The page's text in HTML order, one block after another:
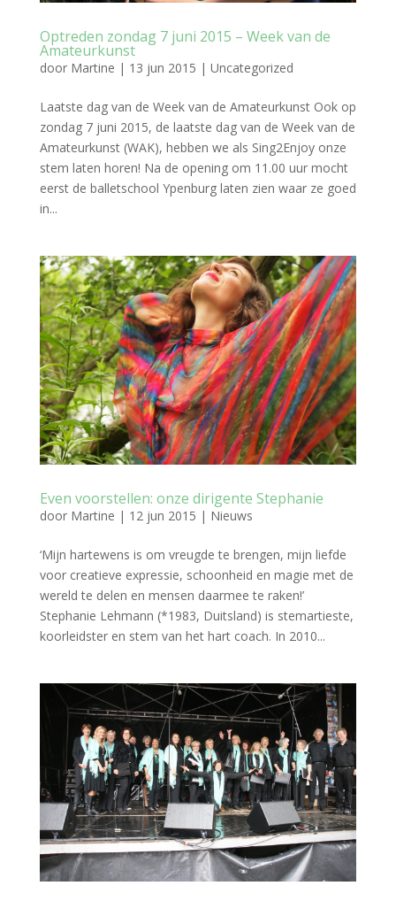
Optreden zondag 7 juni 2015 – Week van de
Amateurkunst
door Martine | 13 jun 2015 | Uncategorized
Laatste dag van de Week van de Amateurkunst Ook op
zondag 7 juni 2015, de laatste dag van de Week van de
Amateurkunst (WAK), hebben we als Sing2Enjoy onze
stem laten horen! Na de opening om 11.00 uur mocht
eerst de balletschool Ypenburg laten zien waar ze goed
in...
Even voorstellen: onze dirigente Stephanie
door Martine | 12 jun 2015 | Nieuws
‘Mijn hartewens is om vreugde te brengen, mijn liefde
voor creatieve expressie, schoonheid en magie met de
wereld te delen en mensen daarmee te raken!’
Stephanie Lehmann (*1983, Duitsland) is stemartieste,
koorleidster en stem van het hart coach. In 2010...